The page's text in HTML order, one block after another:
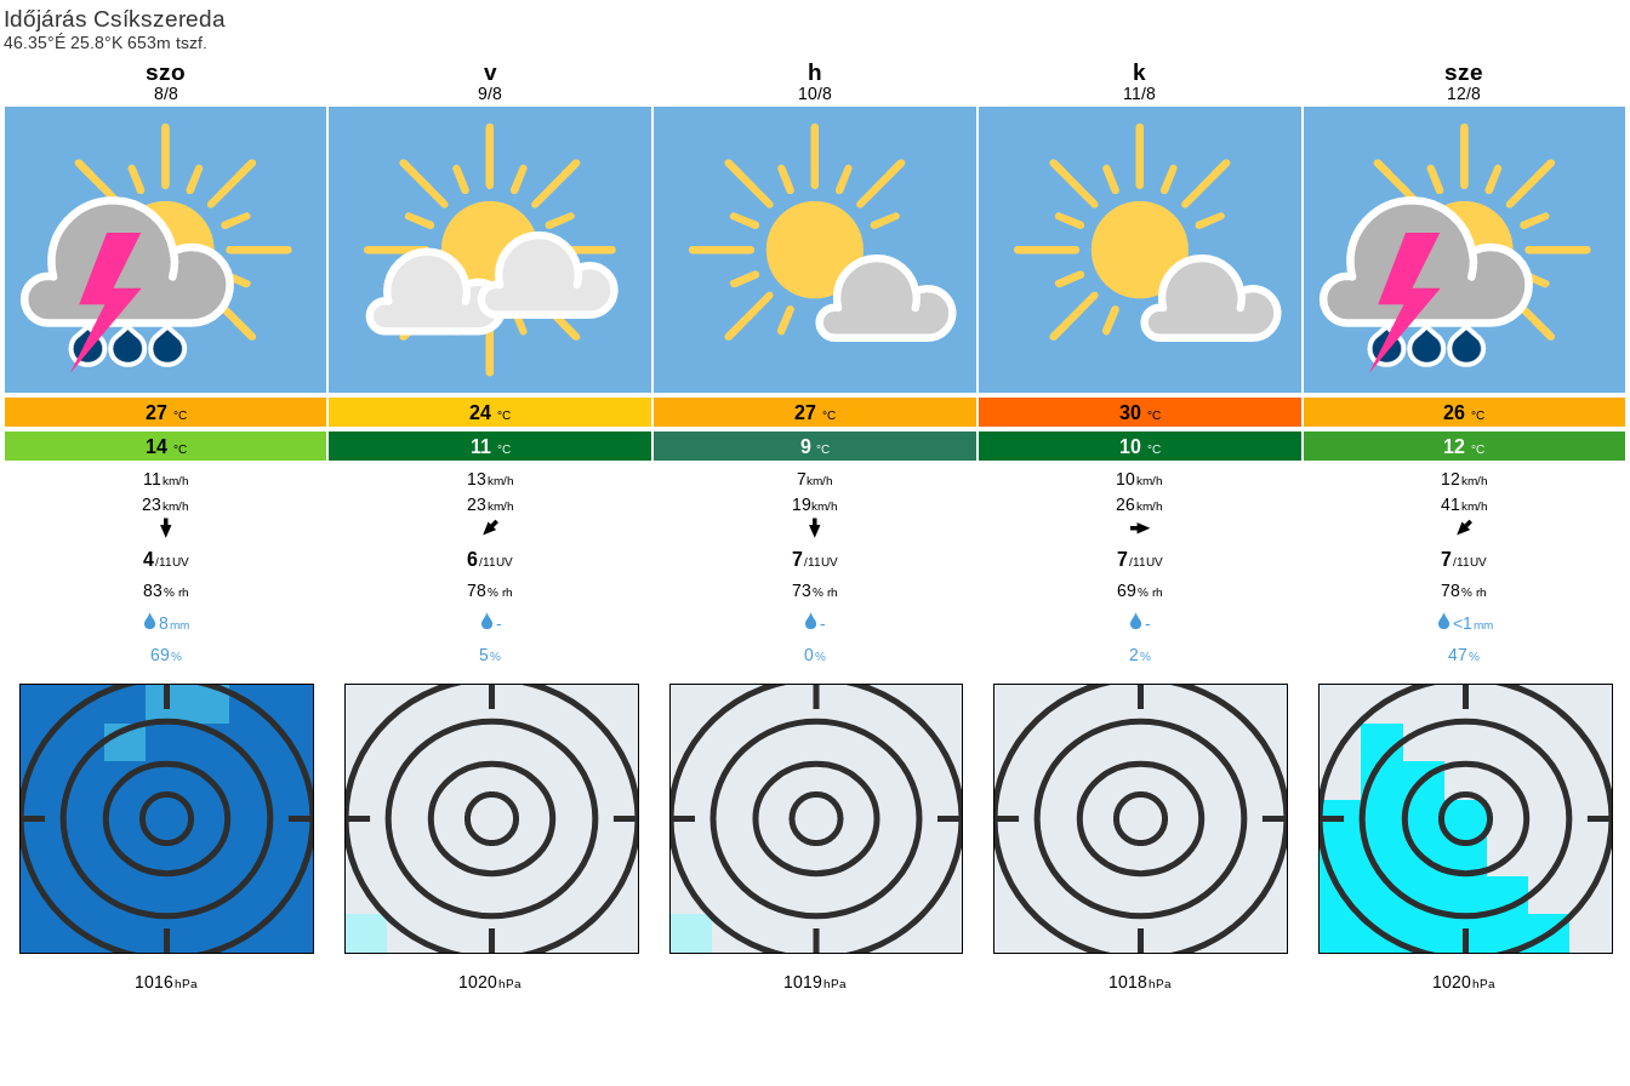
Időjárás Csíkszereda
46.35°É 25.8°K 653m tszf.
szo
8/8
27 °C
14 °C
11 km/h
23km/h
4/11UV
83% rh
8mm
69%
1016 hPa
v
9/8
24 °C
11 °C
13km/h
23km/h
6/11UV
78% rh
-
5%
1020hPa
h
10/8
27 °C
9 °C
7km/h
19km/h
7/11UV
73% rh
-
0%
1019hPa
k
11/8
30 °C
10 °C
10km/h
26km/h
7/11UV
69% rh
-
2%
1018 hPa
sze
12/8
26 °C
12 °C
12km/h
41 km/h
7/11UV
78% rh
<1mm
47 %
1020hPa